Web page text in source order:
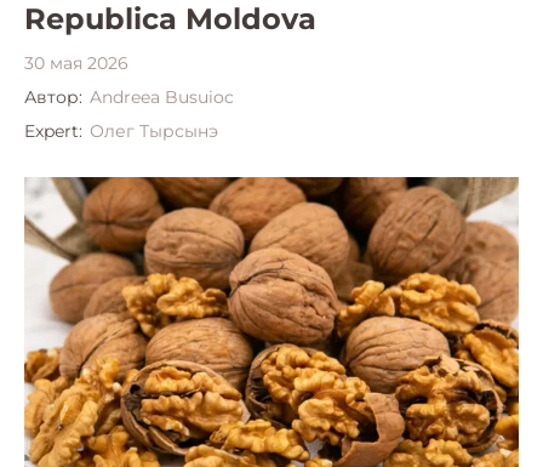
Republica Moldova
30 мая 2026
Автор: Andreea Busuioc
Expert: Олег Тырсынэ